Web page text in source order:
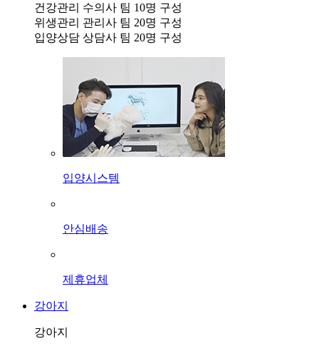
건강관리 수의사 팀 10명 구성
위생관리 관리사 팀 20명 구성
입양상담 상담사 팀 20명 구성
입양시스템
안심배송
제휴업체
강아지
강아지